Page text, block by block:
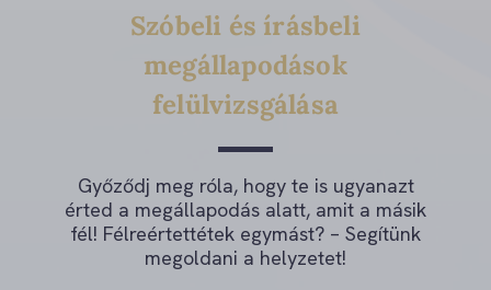
Szóbeli és írásbeli
megállapodások
felülvizsgálása
Győződj meg róla, hogy te is ugyanazt
érted a megállapodás alatt, amit a másik
fél! Félreértettétek egymást? – Segítünk
megoldani a helyzetet!